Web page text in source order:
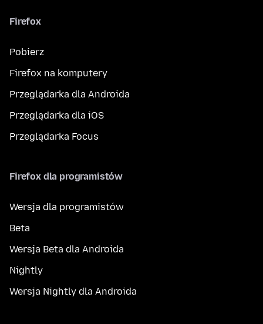
Firefox
Pobierz
Firefox na komputery
Przeglądarka dla Androida
Przeglądarka dla iOS
Przeglądarka Focus
Firefox dla programistów
Wersja dla programistów
Beta
Wersja Beta dla Androida
Nightly
Wersja Nightly dla Androida